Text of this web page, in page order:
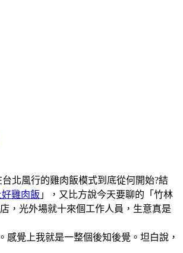
台北風行的雞肉飯模式到底從何開始?結
好雞肉飯 」，又比方說今天要聊的「竹林
，光外場就十來個工作人員，生意真是
感覺上我就是一整個後知後覺。坦白說，